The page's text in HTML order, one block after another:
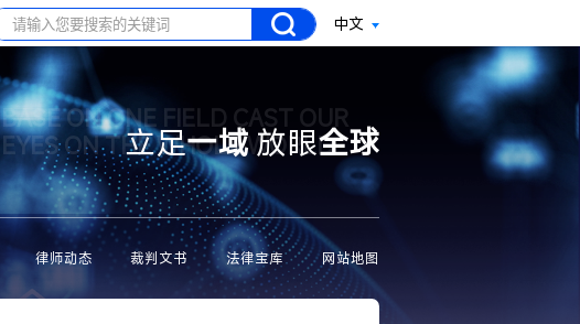
中文
BASE ON ONE FIELD CAST OUR
EYES ON THE WHOLE WORLD
立足一域放眼全球
律师动态 裁判文书 法律宝库 网站地图